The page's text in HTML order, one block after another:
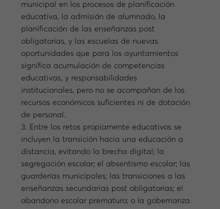
municipal en los procesos de planificación
educativa, la admisión de alumnado, la
planificación de las enseñanzas post
obligatorias, y las escuelas de nuevas
oportunidades que para los ayuntamientos
significa acumulación de competencias
educativas, y responsabilidades
institucionales, pero no se acompañan de los
recursos económicos suficientes ni de dotación
de personal.
3. Entre los retos propiamente educativos se
incluyen la transición hacia una educación a
distancia, evitando la brecha digital; la
segregación escolar; el absentismo escolar; las
guarderías municipales; las transiciones a las
enseñanzas secundarias post obligatorias; el
abandono escolar prematuro; o la gobernanza